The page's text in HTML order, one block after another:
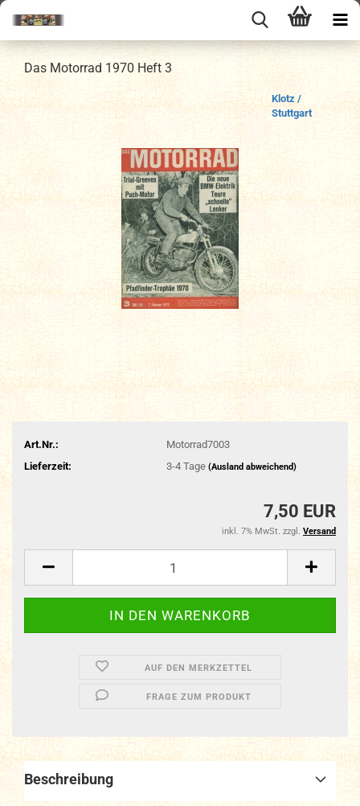
Das Motorrad 1970 Heft 3
Klotz /
Stuttgart
Art.Nr.:
Motorrad7003
Lieferzeit:
3-4 Tage (Ausland abweichend)
7,50 EUR
inkl. 7% MwSt. zzgl. Versand
AUF DEN MERKZETTEL
FRAGE ZUM PRODUKT
Beschreibung